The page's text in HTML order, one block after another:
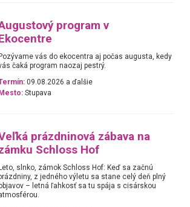
program v
vás do ekocentra aj počas augusta, kedy
čaká program naozaj pestrý.
09.08.2026 a ďalšie
Stupava
prázdninová zábava na
Schloss Hof
Leto, slnko, zámok Schloss Hof: Keď sa začnú
z jedného výletu sa stane celý deň plný
– letná ľahkosť sa tu spája s cisárskou